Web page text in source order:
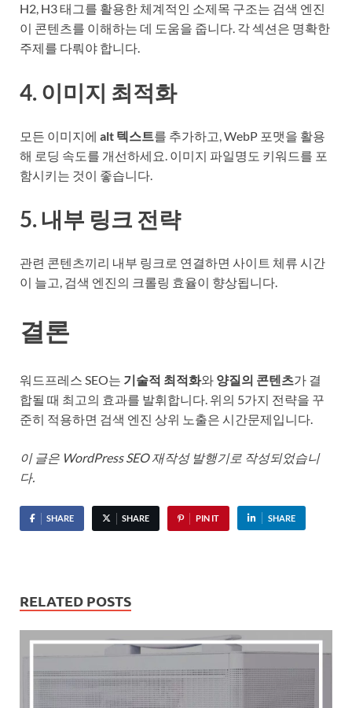
H2, H3 태그를 활용한 체계적인 소제목 구조는 검색 엔진
이 콘텐츠를 이해하는 데 도움을 줍니다. 각 섹션은 명확한
주제를 다뤄야 합니다.
4. 이미지 최적화
모든 이미지에 alt 텍스트를 추가하고, WebP 포맷을 활용
해 로딩 속도를 개선하세요. 이미지 파일명도 키워드를 포
함시키는 것이 좋습니다.
5. 내부 링크 전략
관련 콘텐츠끼리 내부 링크로 연결하면 사이트 체류 시간
이 늘고, 검색 엔진의 크롤링 효율이 향상됩니다.
결론
워드프레스 SEO는 기술적 최적화와 양질의 콘텐츠가 결
합될 때 최고의 효과를 발휘합니다. 위의 5가지 전략을 꾸
준히 적용하면 검색 엔진 상위 노출은 시간문제입니다.
이 글은 WordPress SEO 재작성 발행기로 작성되었습니
다.
SHARE SHARE PIN IT SHARE
RELATED POSTS